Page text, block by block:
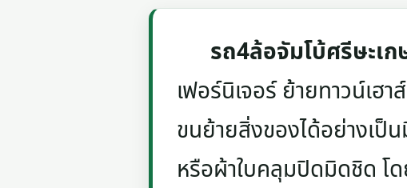
รถ4ล้อจัมโบ้ศรีษะเก
เฟอร์นิเจอร์ ย้ายทาวน์เ
ขนย้ายสิ่งของได้อย่างเป็
หรือผ้าใบคลุมปิดมิดชิด โ